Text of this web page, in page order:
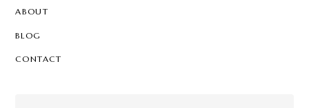
ABOUT
BLOG
CONTACT